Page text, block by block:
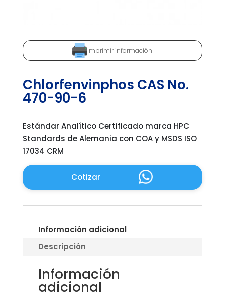
Imprimir información
Chlorfenvinphos CAS No.
470-90-6
Estándar Analítico Certificado marca HPC
Standards de Alemania con COA y MSDS ISO
17034 CRM
Cotizar
Información adicional
Descripción
Información
adicional